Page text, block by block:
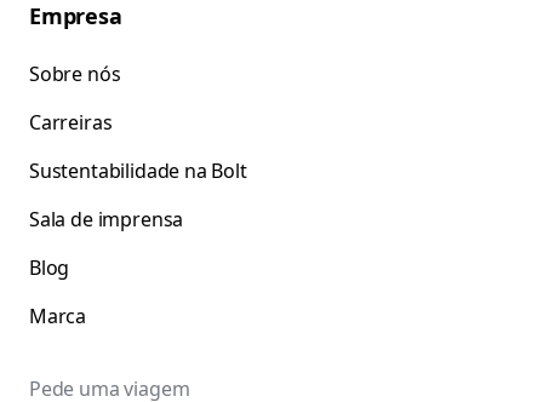
Empresa
Sobre nós
Carreiras
Sustentabilidade na Bolt
Sala de imprensa
Blog
Marca
Pede uma viagem